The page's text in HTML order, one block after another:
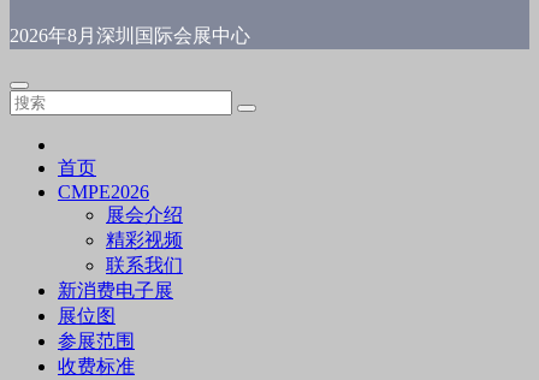
2026年8月深圳国际会展中心
首页
CMPE2026
展会介绍
精彩视频
联系我们
新消费电子展
展位图
参展范围
收费标准